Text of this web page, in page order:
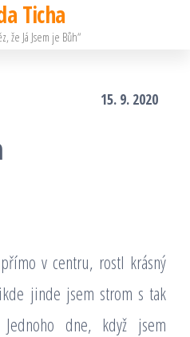
Ticha
že Já Jsem je Bůh“
15. 9. 2020
v centru, rostl krásný
jinde jsem strom s tak
dne, když jsem